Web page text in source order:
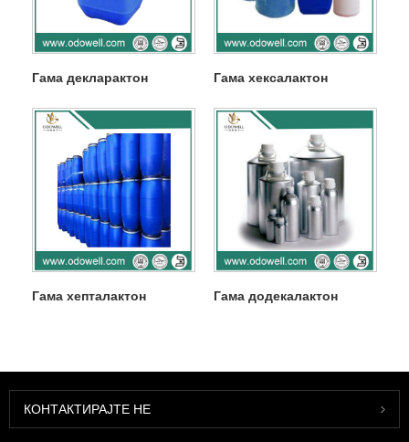
Гама декларактон Гама хексалактон
Гама хепталактон Гама додекалактон
КОНТАКТИРАЈТЕ НЕ